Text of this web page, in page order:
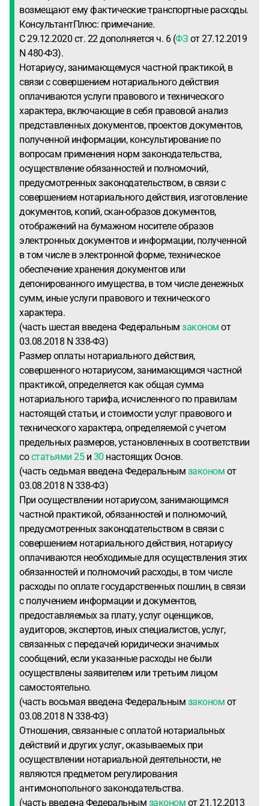
возмещают ему фактические транспортные расходы.
КонсультантПлюс: примечание.
С 29.12.2020 ст. 22 дополняется ч. 6 (ФЗ от 27.12.2019
N 480-ФЗ).
Нотариусу, занимающемуся частной практикой, в
связи с совершением нотариального действия
оплачиваются услуги правового и технического
характера, включающие в себя правовой анализ
представленных документов, проектов документов,
полученной информации, консультирование по
вопросам применения норм законодательства,
осуществление обязанностей и полномочий,
предусмотренных законодательством, в связи с
совершением нотариального действия, изготовление
документов, копий, скан-образов документов,
отображений на бумажном носителе образов
электронных документов и информации, полученной
в том числе в электронной форме, техническое
обеспечение хранения документов или
депонированного имущества, в том числе денежных
сумм, иные услуги правового и технического
характера.
(часть шестая введена Федеральным законом от
03.08.2018 N 338-ФЗ)
Размер оплаты нотариального действия,
совершенного нотариусом, занимающимся частной
практикой, определяется как общая сумма
нотариального тарифа, исчисленного по правилам
настоящей статьи, и стоимости услуг правового и
технического характера, определяемой с учетом
предельных размеров, установленных в соответствии
состатьями 25и 30 настоящих Основ.
(часть седьмая введена Федеральным законом от
03.08.2018 N 338-ФЗ)
При осуществлении нотариусом, занимающимся
частной практикой, обязанностей и полномочий,
предусмотренных законодательством в связи с
совершением нотариального действия, нотариусу
оплачиваются необходимые для осуществления этих
обязанностей и полномочий расходы, в том числе
расходы по оплате государственных пошлин, в связи
с получением информации и документов,
предоставляемых за плату, услуг оценщиков,
аудиторов, экспертов, иных специалистов, услуг,
связанных с передачей юридически значимых
сообщений, если указанные расходы не были
осуществлены заявителем или третьим лицом
самостоятельно.
(часть восьмая введена Федеральным законом от
03.08.2018 N 338-ФЗ)
Отношения, связанные с оплатой нотариальных
действий и других услуг, оказываемых при
осуществлении нотариальной деятельности, не
являются предметом регулирования
антимонопольного законодательства.
(часть введена Федеральным законом от 21.12.2013